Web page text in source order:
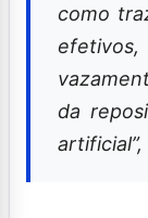
como
da